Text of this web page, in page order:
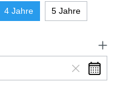
4 Jahre 5 Jahre